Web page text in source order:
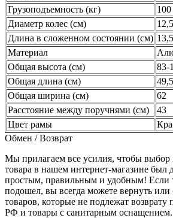
Грузоподъемность (кг)
100
Диаметр колес (см)
12,5
Длина в сложенном состоянии (см) 13,5
Материал
Общая высота (см)
83-
Общая длина (см)
Общая ширина (см)
62
Расстояние между поручнями (см)
43
Цвет рамы
Обмен / Возврат
Мы прилагаем все усилия, чтобы выбор
товара в нашем интернет-магазине был
простым, правильным и удобным! Если
подошел, вы всегда можете вернуть или
товаров, которые не подлежат возврату
РФ и товары с санитарным оснащением.